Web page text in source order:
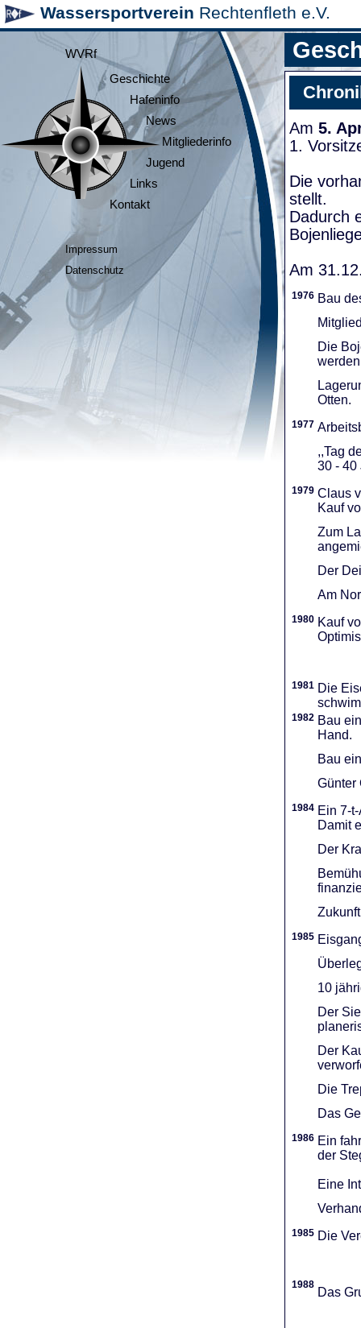
Wassersportverein Rechtenfleth e.V.
WVRf
Geschichte
Hafeninfo
News
Mitgliederinfo
Jugend
Links
Kontakt
Impressum
Datenschutz
Am 5.
1.
Die
stellt.
Dadurch
Am
1976 Bau
Die
Otten.
1977
,,Tag
30 - 40
1979 Claus
Kauf
Zum
Der
Am
1980 Kauf
1981 Die
1982 Bau
Hand.
Bau
Günter
1984 Ein 7-
Damit
Der
1985
10
Der
Der
Die
Das
1986 Ein
der
Eine
1985 Die
1988
Das